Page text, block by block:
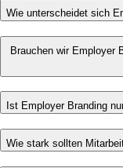
Wie unterscheidet sich
Brauchen wir Employer
Ist Employer Branding
Wie stark sollten